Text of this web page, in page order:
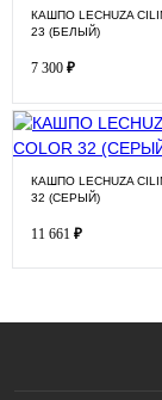
КАШПО LECHUZA
23 (БЕЛЫЙ)
7 300 ₽
КАШПО LECHUZA
32 (СЕРЫЙ)
11 661 ₽